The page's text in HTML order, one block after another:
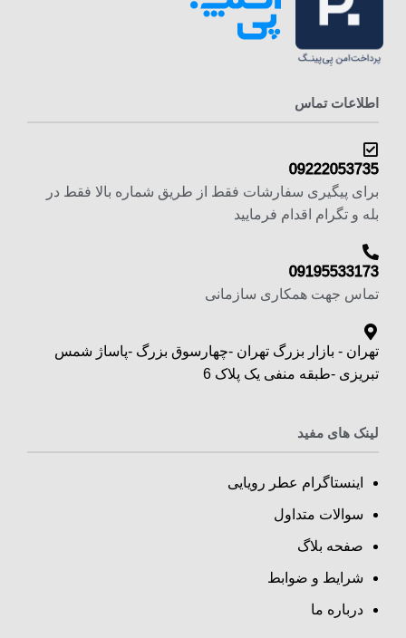
اطلاعات تماس
09222053735
برای پیگیری سفارشات فقط از طریق شماره بالا فقط در
بله و تگرام اقدام فرمایید
09195533173
تماس جهت همکاری سازمانی
تهران - بازار بزرگ تهران -چهارسوق بزرگ -پاساژ شمس
تبریزی -طبقه منفی یک پلاک 6
لینک های مفید
اینستاگرام عطر رویایی
سوالات متداول
صفحه بلاگ
شرایط و ضوابط
درباره ما